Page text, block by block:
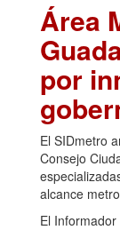
Área
por
El SIDmetro
Consejo
alcance
El Informador